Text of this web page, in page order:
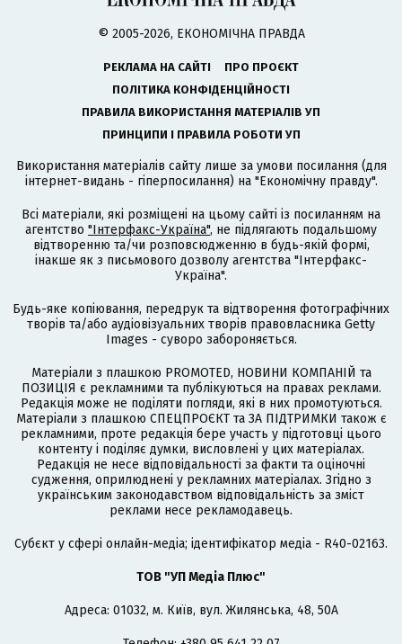
© 2005-2026, ЕКОНОМІЧНА ПРАВДА
РЕКЛАМА НА САЙТІ
ПРО ПРОЄКТ
ПОЛІТИКА КОНФІДЕНЦІЙНОСТІ
ПРАВИЛА ВИКОРИСТАННЯ МАТЕРІАЛІВ УП
ПРИНЦИПИ І ПРАВИЛА РОБОТИ УП
Використання матеріалів сайту лише за умови посилання (для
інтернет-видань - гіперпосилання) на "Економічну правду".
Всі матеріали, які розміщені на цьому сайті із посиланням на
агентство "Інтерфакс-Україна", не підлягають подальшому
відтворенню та/чи розповсюдженню в будь-якій формі,
інакше як з письмового дозволу агентства "Інтерфакс-
Україна".
Будь-яке копіювання, передрук та відтворення фотографічних
творів та/або аудіовізуальних творів правовласника Getty
Images - суворо забороняється.
Матеріали з плашкою PROMOTED, НОВИНИ КОМПАНІЙ та
ПОЗИЦІЯ є рекламними та публікуються на правах реклами.
Редакція може не поділяти погляди, які в них промотуються.
Матеріали з плашкою СПЕЦПРОЄКТ та ЗА ПІДТРИМКИ також є
рекламними, проте редакція бере участь у підготовці цього
контенту і поділяє думки, висловлені у цих матеріалах.
Редакція не несе відповідальності за факти та оціночні
судження, оприлюднені у рекламних матеріалах. Згідно з
українським законодавством відповідальність за зміст
реклами несе рекламодавець.
Cубєкт у сфері онлайн-медіа; ідентифікатор медіа - R40-02163.
ТОВ "УП Медіа Плюс"
Адреса: 01032, м. Київ, вул. Жилянська, 48, 50А